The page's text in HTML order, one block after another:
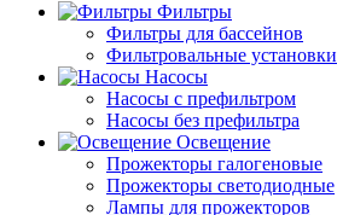
Фильтры
Фильтры для бассейнов
Фильтровальные установки
Насосы
Насосы с префильтром
Насосы без префильтра
Освещение
Прожекторы галогеновые
Прожекторы светодиодные
Лампы для прожекторов